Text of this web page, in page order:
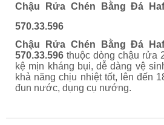
Chậu Rửa Chén Bằng Đá
570.33.596
Chậu Rửa Chén Bằng Đá
570.33.596 thuộc dòng chậu rửa
kệ mịn kháng bụi, dễ dàng vệ
khả năng chịu nhiệt tốt, lên đến
đun nước, dụng cụ nướng.